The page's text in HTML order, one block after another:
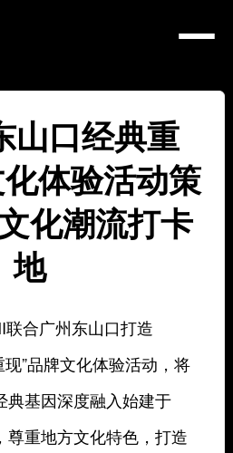
山口经典重
体验活动策
化潮流打卡
地
合广州东山口打造
”品牌文化体验活动，将
典基因深度融入始建于
尊重地方文化特色，打造